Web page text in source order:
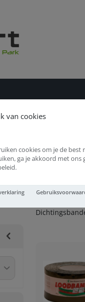
van cookies
cookies om je de
ga je akkoord met